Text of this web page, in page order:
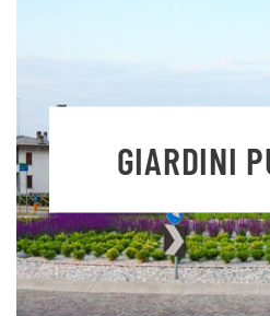
GIARDINI